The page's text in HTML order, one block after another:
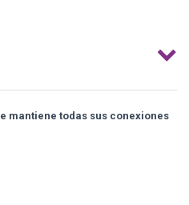
mantiene todas sus conexiones